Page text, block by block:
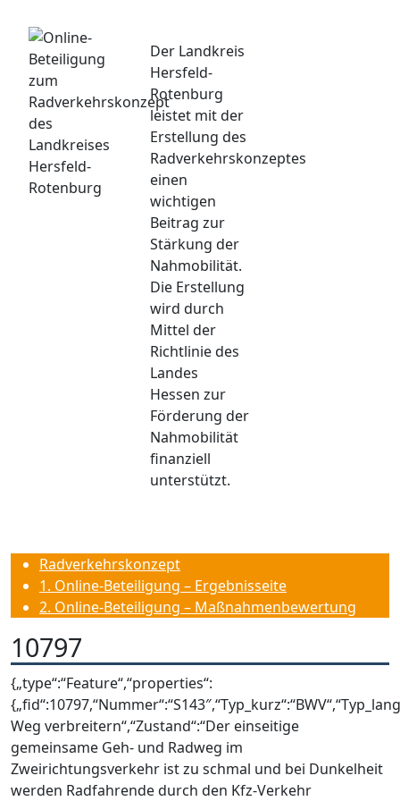
Der Landkreis
Hersfeld-
Rotenburg
leistet mit der
Erstellung des
Radverkehrskonzeptes
einen
wichtigen
Beitrag zur
Stärkung der
Nahmobilität.
Die Erstellung
wird durch
Mittel der
Richtlinie des
Landes
Hessen zur
Förderung der
Nahmobilität
finanziell
unterstützt.
Radverkehrskonzept
1. Online-Beteiligung – Ergebnisseite
2. Online-Beteiligung – Maßnahmenbewertung
10797
{„type“:“Feature“,“properties“:
Weg verbreitern“,“Zustand“:“Der einseitige
gemeinsame Geh- und Radweg im
Zweirichtungsverkehr ist zu schmal und bei Dunkelheit
werden Radfahrende durch den Kfz-Verkehr